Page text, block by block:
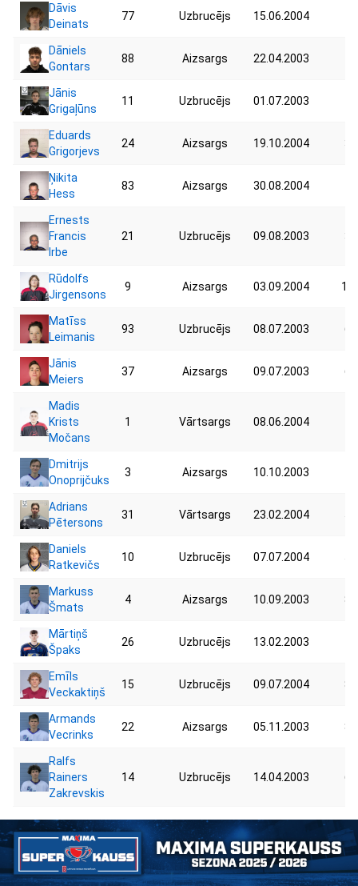
Dāvis
Deinats
77 Uzbrucējs 15.06.2004
Dāniels
Gontars
88 Aizsargs 22.04.2003
Jānis
Grigaļūns
11 Uzbrucējs 01.07.2003
Eduards
Grigorjevs
24 Aizsargs 19.10.2004
Ņikita
Hess
83 Aizsargs 30.08.2004
Ernests
Francis
Irbe
21 Uzbrucējs 09.08.2003
Rūdolfs
Jirgensons
9 Aizsargs 03.09.2004
Matīss
Leimanis
93 Uzbrucējs 08.07.2003
Jānis
Meiers
37 Aizsargs 09.07.2003
Madis
Krists
Močans
1 Vārtsargs 08.06.2004
Dmitrijs
Onoprijčuks
3 Aizsargs 10.10.2003
Adrians
Pētersons
31 Vārtsargs 23.02.2004
Daniels
Ratkevičs
10 Uzbrucējs 07.07.2004
Markuss
Šmats
4 Aizsargs 10.09.2003
Mārtiņš
Špaks
26 Uzbrucējs 13.02.2003
Emīls
Veckaktiņš
15 Uzbrucējs 09.07.2004
Armands
Vecrinks
22 Aizsargs 05.11.2003
Ralfs
Rainers
Zakrevskis
14 Uzbrucējs 14.04.2003